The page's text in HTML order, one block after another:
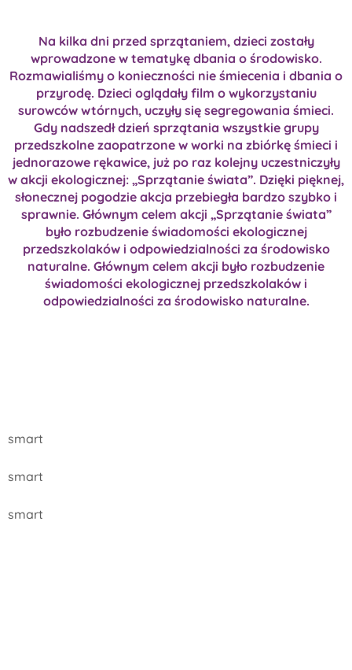
Na kilka dni przed sprzątaniem, dzieci zostały
wprowadzone w tematykę dbania o środowisko.
Rozmawialiśmy o konieczności nie śmiecenia i dbania o
przyrodę. Dzieci oglądały film o wykorzystaniu
surowców wtórnych, uczyły się segregowania śmieci.
Gdy nadszedł dzień sprzątania wszystkie grupy
przedszkolne zaopatrzone w worki na zbiórkę śmieci i
jednorazowe rękawice, już po raz kolejny uczestniczyły
w akcji ekologicznej: „Sprzątanie świata”. Dzięki pięknej,
słonecznej pogodzie akcja przebiegła bardzo szybko i
sprawnie. Głównym celem akcji „Sprzątanie świata”
było rozbudzenie świadomości ekologicznej
przedszkolaków i odpowiedzialności za środowisko
naturalne. Głównym celem akcji było rozbudzenie
świadomości ekologicznej przedszkolaków i
odpowiedzialności za środowisko naturalne.
smart
smart
smart